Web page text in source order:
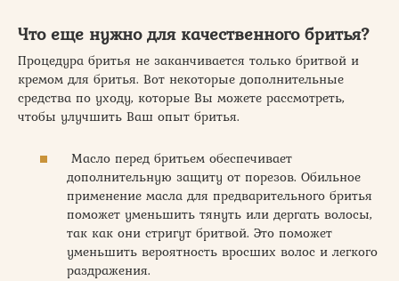
Что еще нужно для качественного бритья?
Процедура бритья не заканчивается только бритвой и
кремом для бритья. Вот некоторые дополнительные
средства по уходу, которые Вы можете рассмотреть,
чтобы улучшить Ваш опыт бритья.
Масло перед бритьем обеспечивает
дополнительную защиту от порезов. Обильное
применение масла для предварительного бритья
поможет уменьшить тянуть или дергать волосы,
так как они стригут бритвой. Это поможет
уменьшить вероятность вросших волос и легкого
раздражения.